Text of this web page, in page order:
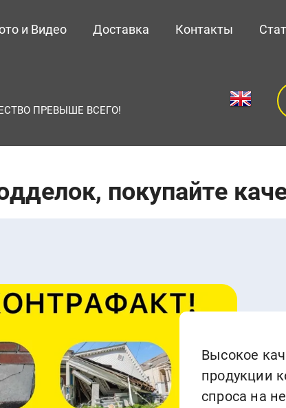
и Видео Доставка Контакты
ПРЕВЫШЕ ВСЕГО!
покупайте
Высокое
продукции
спроса на